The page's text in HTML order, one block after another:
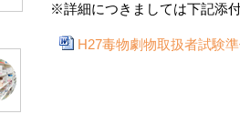
※詳細につきましては下記添
H27毒物劇物取扱者試験